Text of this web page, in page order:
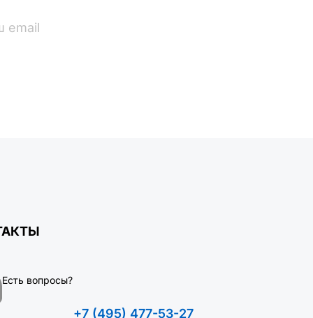
Есть вопросы?
+7 (495) 477-53-27